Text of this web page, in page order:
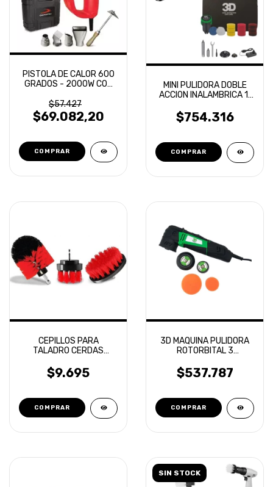
PISTOLA DE CALOR 600
GRADOS - 2000W CON
- DAIHATSU
$57.427
$69.082,20
MINI PULIDORA DOBLE
ACCION INALAMBRICA 1"
$754.316
CEPILLOS PARA
TALADRO CERDAS
DETAILING 3D HD
$9.695
3D MAQUINA PULIDORA
ROTORBITAL 3
ACCION
$537.787
SIN STOCK